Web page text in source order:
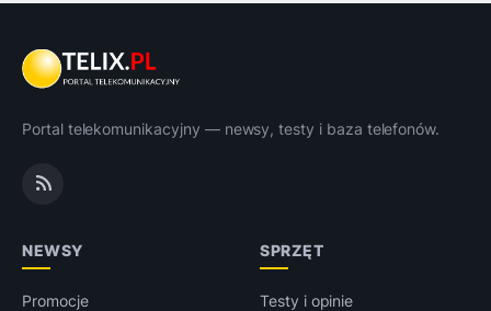
Portal telekomunikacyjny — newsy, testy i baza telefonów.
NEWSY
Promocje
SPRZĘT
Testy i opinie